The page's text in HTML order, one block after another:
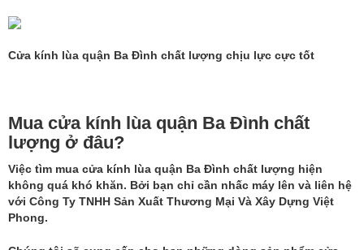
Cửa kính lùa quận Ba Đình chất lượng chịu lực cực tốt
Mua cửa kính lùa quận Ba Đình chất
lượng ở đâu?
Việc tìm mua cửa kính lùa quận Ba Đình chất lượng hiện
không quá khó khăn. Bởi bạn chỉ cần nhấc máy lên và liên hệ
với Công Ty TNHH Sản Xuất Thương Mại Và Xây Dựng Việt
Phong.